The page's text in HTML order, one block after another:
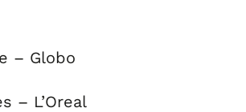
– Globo
– L’Oreal